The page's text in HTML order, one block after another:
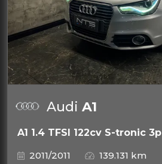
Audi A1
A1 1.4 TFSI 122cv S-tronic 3p
2011/2011
139.131 km